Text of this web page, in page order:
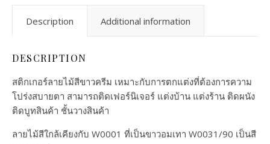
Description Additional information
DESCRIPTION
สติกเกอร์ลายไม้สีขาวครีม เหมาะกับการตกแต่งที่ต้องการความ
โปร่งสบายตา สามารถติดเฟอร์นิเจอร์ แต่งบ้าน แต่งร้าน ติดผนัง
ติดบูทสินค้า ชั้นวางสินค้า
ลายไม้สีใกล้เคียงกับ W0001 ที่เป็นขาวอมเทา W0031/90 เป็นสี